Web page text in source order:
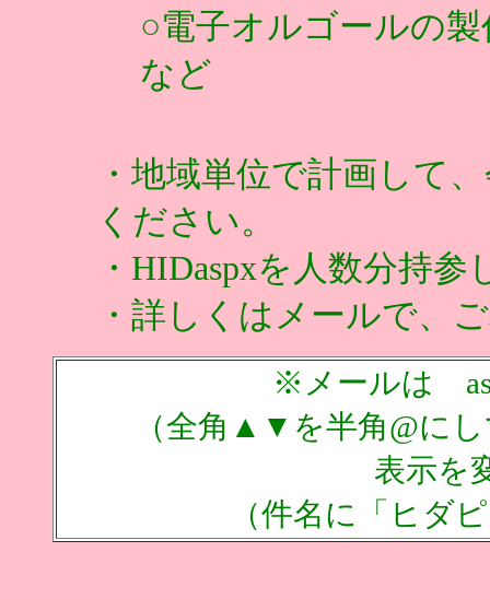
○電子オルゴールの製
など
・地域単位で計画して
ください。
・HIDaspxを人数分持参
・詳しくはメールで、
※メールは
（全角▲▼を半角@にし
表示を
（件名に「ヒダピ